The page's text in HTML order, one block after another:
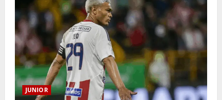
JUNIOR